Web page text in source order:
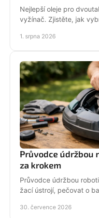
Nejlepší oleje pro
vyžínač. Zjistěte, jak
1. srpna 2026
Průvodce údržbou
za krokem
Průvodce údržbou
žací ústrojí, pečovat o
30. července 2026